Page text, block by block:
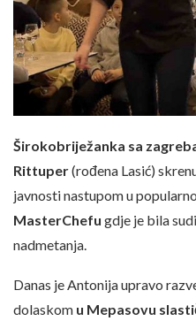
Širokobriježanka sa
Rittuper(rođena Lasić)
javnosti nastupom u
MasterChefu gdje je bila
nadmetanja.
Danas je Antonija upravo
dolaskom u Mepasovu